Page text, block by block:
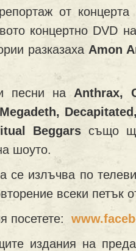
от
концертно DVD на
разказаха Amon
песни на Anthrax,
Beggarsсъщо
шоуто.
се излъчва по
всеки петък
посетете:
издания на